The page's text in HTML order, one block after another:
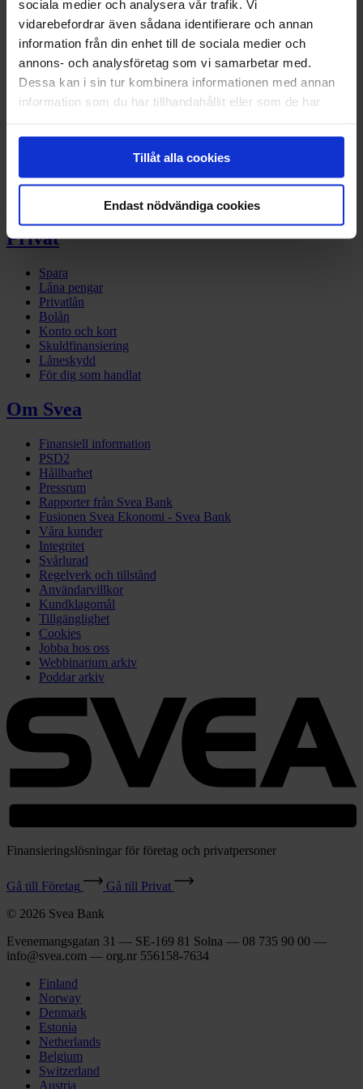
sociala medier och analysera vår trafik. Vi
vidarebefordrar även sådana identifierare och annan
information från din enhet till de sociala medier och
annons- och analysföretag som vi samarbetar med.
Dessa kan i sin tur kombinera informationen med annan
information som du har tillhandahållit eller som de har
Tillåt alla cookies
Endast nödvändiga cookies
LinkedIn
Företag
Företagsbanken
Finansiering
Betallösningar
Kreditupplysning
Inkasso
Privat
Spara
Låna pengar
Privatlån
Bolån
Konto och kort
Skuldfinansiering
Låneskydd
För dig som handlat
Om Svea
Finansiell information
PSD2
Hållbarhet
Pressrum
Rapporter från Svea Bank
Fusionen Svea Ekonomi - Svea Bank
Våra kunder
Integritet
Svårlurad
Regelverk och tillstånd
Användarvillkor
Kundklagomål
Tillgänglighet
Cookies
Jobba hos oss
Webbinarium arkiv
Poddar arkiv
Finansieringslösningar för företag och privatpersoner
Gå till Företag
Gå till Privat
© 2026 Svea Bank
Evenemangsgatan 31 — SE-169 81 Solna — 08 735 90 00 —
info@svea.com — org.nr 556158‑7634
Finland
Norway
Denmark
Estonia
Netherlands
Belgium
Switzerland
Austria